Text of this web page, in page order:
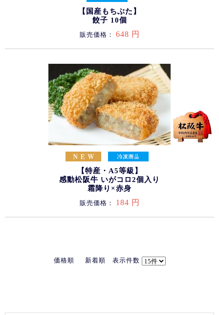
【国産もちぶた】
餃子 10個
販売価格： 648 円
【特産・A5等級】
感動松阪牛 いがコロ2個入り
霜降り×赤身
販売価格： 184 円
価格順 新着順 表示件数